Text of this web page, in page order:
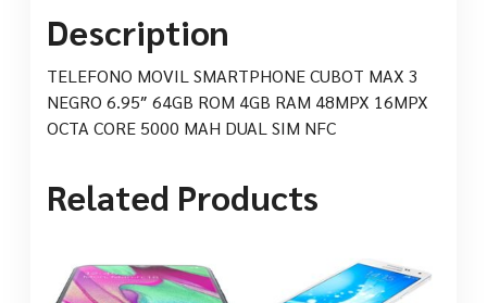
Description
TELEFONO MOVIL SMARTPHONE CUBOT MAX 3
NEGRO 6.95″ 64GB ROM 4GB RAM 48MPX 16MPX
OCTA CORE 5000 MAH DUAL SIM NFC
Related Products